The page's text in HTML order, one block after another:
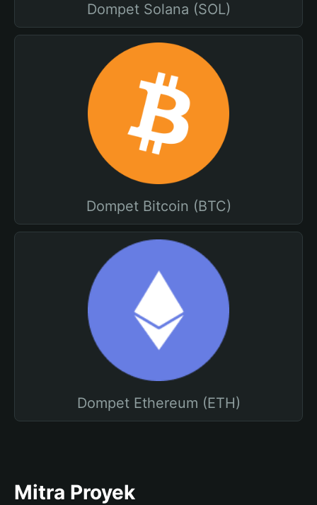
Dompet Solana (SOL)
Dompet Bitcoin (BTC)
Dompet Ethereum (ETH)
Mitra Proyek